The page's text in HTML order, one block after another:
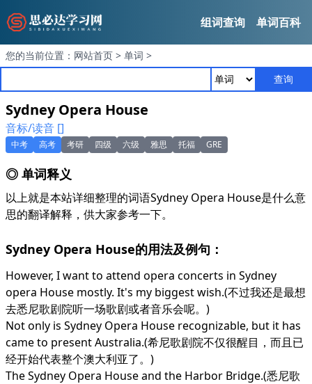
组词查询 单词百科
您的当前位置： 网站首页 > 单词 >
查询
Sydney Opera House
音标/读音 []
中考 高考 考研 四级 六级 雅思 托福 GRE
◎ 单词释义
以上就是本站详细整理的词语Sydney Opera House是什么意
思的翻译解释，供大家参考一下。
Sydney Opera House的用法及例句：
However, I want to attend opera concerts in Sydney
opera House mostly. It's my biggest wish.(不过我还是最想
去悉尼歌剧院听一场歌剧或者音乐会呢。)
Not only is Sydney Opera House recognizable, but it has
came to present Australia.(希尼歌剧院不仅很醒目，而且已
经开始代表整个澳大利亚了。)
The Sydney Opera House and the Harbor Bridge.(悉尼歌